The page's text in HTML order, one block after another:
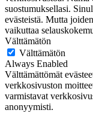
suostumuksellasi.
evästeistä. Mutta
vaikuttaa
Välttämätön
Välttämätön
Always Enabled
Välttämättömät
verkkosivuston
varmistavat
anonyymisti.